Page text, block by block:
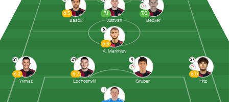
1
21
6.2
Yılmaz
24
6.7
Lochoshvili
4
-
Gruber
27
6.0
Hitz
6
6.8
A. Markhiev
6.5
Baack
7.1
Justvan
7.0
Becker